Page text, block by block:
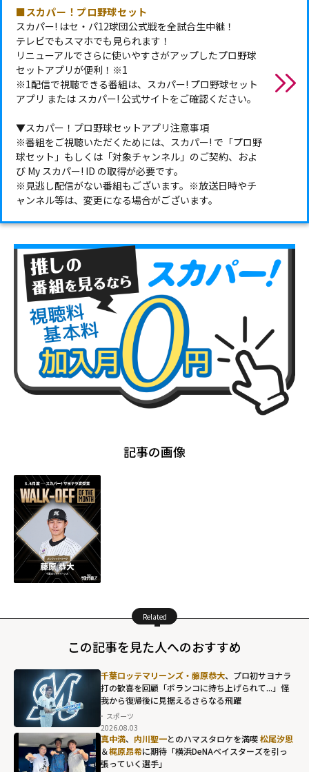
■スカパー！プロ野球セット
スカパー! はセ・パ12球団公式戦を全試合生中継！
テレビでもスマホでも見られます！
リニューアルでさらに使いやすさがアップしたプロ野球
セットアプリが便利！※1
※1配信で視聴できる番組は、スカパー! プロ野球セット
アプリ または スカパー! 公式サイトをご確認ください。
▼スカパー！プロ野球セットアプリ注意事項
※番組をご視聴いただくためには、スカパー! で「プロ野
球セット」もしくは「対象チャンネル」のご契約、およ
び My スカパー! ID の取得が必要です。
※見逃し配信がない番組もございます。※放送日時やチ
ャンネル等は、変更になる場合がございます。
記事の画像
Related
この記事を見た人へのおすすめ
千葉ロッテマリーンズ・藤原恭大、プロ初サヨナラ
打の歓喜を回顧「ポランコに持ち上げられて...」怪
我から復帰後に見据えるさらなる飛躍
スポーツ
2026.08.03
真中満、 内川聖一とのハマスタロケを満喫松尾汐恩
＆梶原昂希に期待「横浜DeNAベイスターズを引っ
張っていく選手」